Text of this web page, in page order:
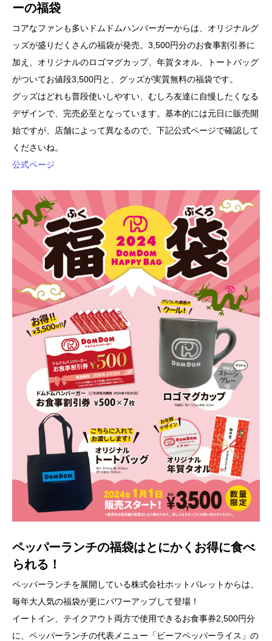
ーの福袋
コアなファンも多いドムドムハンバーガーからは、オリジナルグ
ッズが盛りだくさんの福袋が発売。3,500円分のお食事割引券に
加え、オリジナルのロゴマグカップ、年賀タオル、トートバッグ
がついてお値段3,500円と、グッズが実質無料の福袋です。
グッズはどれも普段使いしやすい、むしろ友達に自慢したくなる
デザインで、完売必至となっています。基本的には元日に販売開
始ですが、店舗によって異なるので、下記公式ページで確認して
くださいね。
公式ページ
ペッパーランチの福袋はとにかくお得に食べ
られる！
ペッパーランチを展開している株式会社ホットパレットからは、
毎年大人気の福袋が更にパワーアップして登場！
イートイン、テイクアウト両方で使用できるお食事券2,500円分
に、ペッパーランチの代表メニュー「ビーフペッパーライス」の